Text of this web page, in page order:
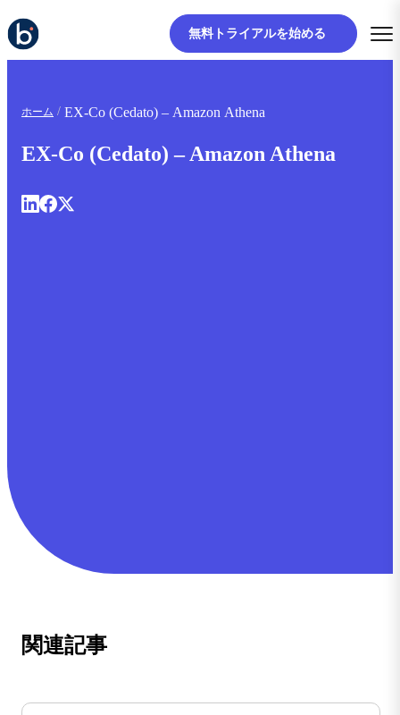
無料トライアルを始める
ホーム EX-Co (Cedato) – Amazon Athena
EX-Co (Cedato) – Amazon Athena
関連記事